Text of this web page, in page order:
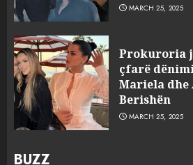
MARCH 25, 2025
Prokuroria
çfarë
Mariela dhe
Berishën
MARCH 25, 2025
BUZZ